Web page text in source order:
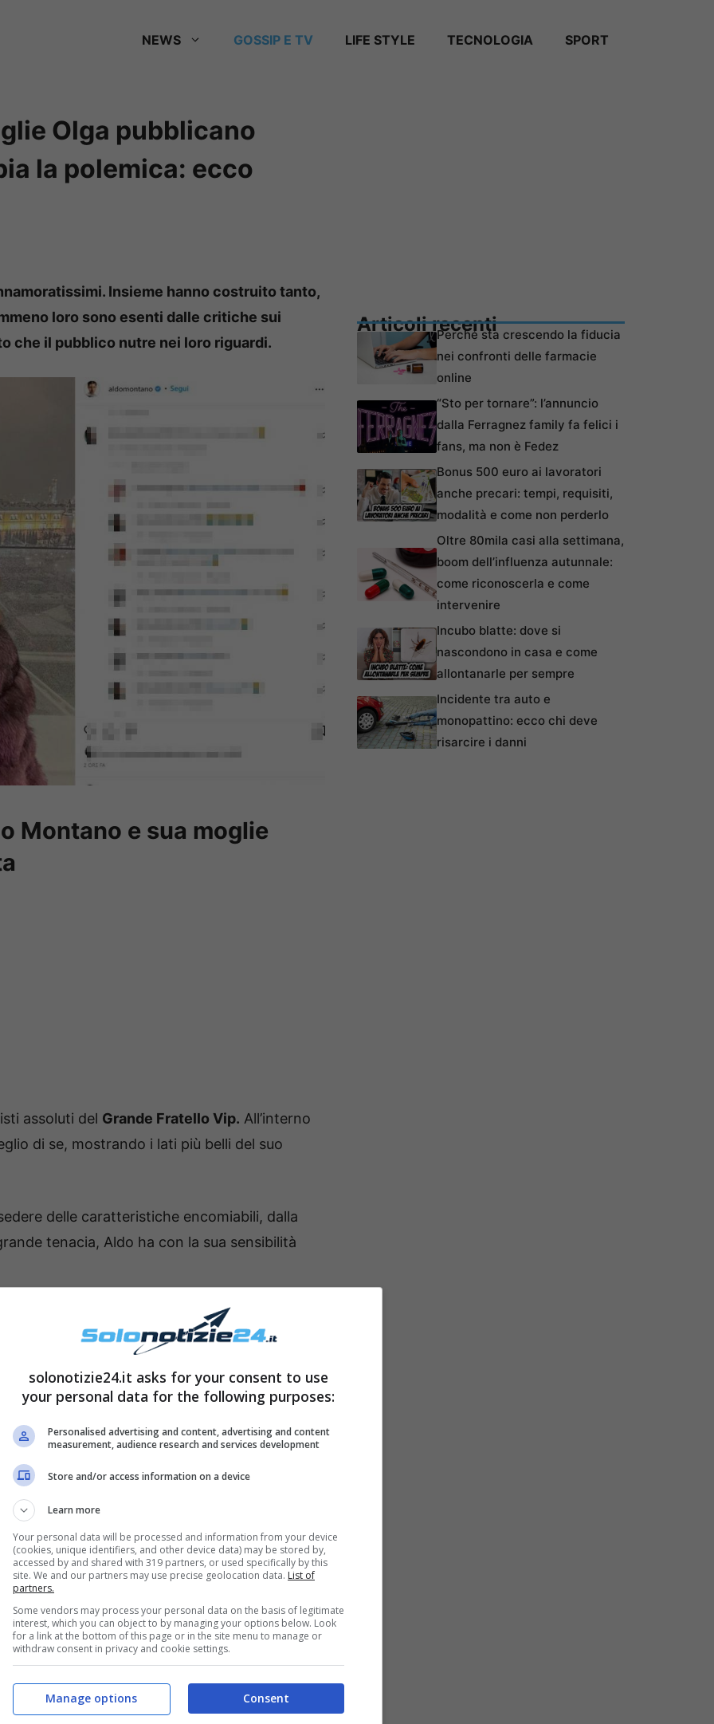
NEWS GOSSIP E TV LIFE STYLE TECNOLOGIA SPORT
Olga pubblicano
la polemica: ecco
Insieme hanno costruito tanto,
loro sono esenti dalle critiche sui
che il pubblico nutre nei loro riguardi.
Montano e sua moglie
assoluti del Grande Fratello Vip. All’interno
di se, mostrando i lati più belli del suo
delle caratteristiche encomiabili, dalla
tenacia, Aldo ha con la sua sensibilità
del suo amore per la compagna Olga e per
si poggia su forti fondamenta, si stimano e si
follemente innamorati l’uno dell’altra
che i telespettatori nutrono per loro, non
sui social è divampata la polemica a causa di
Articoli recentiPerché sta crescendo la fiducia
nei confronti delle farmacie
online
“Sto per tornare”: l’annuncio
dalla Ferragnez family fa felici i
fans, ma non è Fedez
Bonus 500 euro ai lavoratori
anche precari: tempi, requisiti,
modalità e come non perderlo
Oltre 80mila casi alla settimana,
boom dell’influenza autunnale:
come riconoscerla e come
intervenire
Incubo blatte: dove si
nascondono in casa e come
allontanarle per sempre
Incidente tra auto e
monopattino: ecco chi deve
risarcire i danni
solonotizie24.it asks for your consent to use
your personal data for the following purposes:
Personalised advertising and content, advertising and content
measurement, audience research and services development
Store and/or access information on a device
Learn more
Your personal data will be processed and information from your device
(cookies, unique identifiers, and other device data) may be stored by,
accessed by and shared with 319 partners, or used specifically by this
site. We and our partners may use precise geolocation data. List of
partners.
Some vendors may process your personal data on the basis of legitimate
interest, which you can object to by managing your options below. Look
for a link at the bottom of this page or in the site menu to manage or
withdraw consent in privacy and cookie settings.
Consent
Manage options